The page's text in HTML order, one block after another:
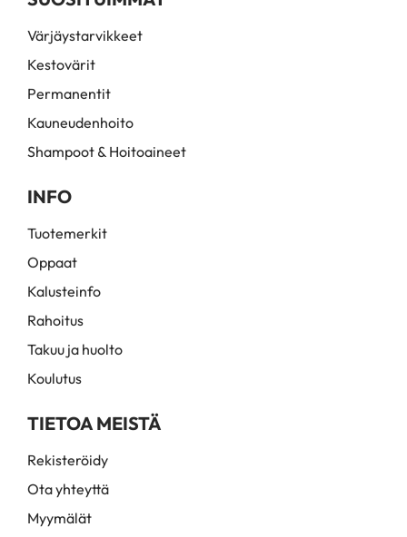
Värjäystarvikkeet
Kestovärit
Permanentit
Kauneudenhoito
Shampoot & Hoitoaineet
INFO
Tuotemerkit
Oppaat
Kalusteinfo
Rahoitus
Takuu ja huolto
Koulutus
TIETOA MEISTÄ
Rekisteröidy
Ota yhteyttä
Myymälät